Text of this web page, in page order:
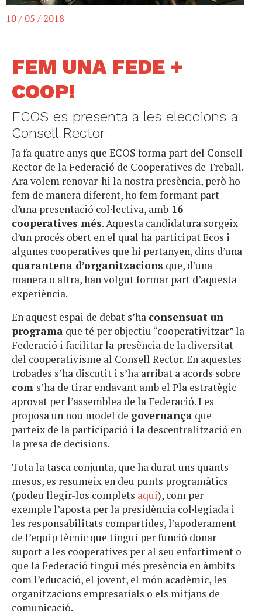
10 / 05 / 2018
FEM UNA FEDE +
COOP!
ECOS es presenta a les eleccions a
Consell Rector
Ja fa quatre anys que ECOS forma part del Consell
Rector de la Federació de Cooperatives de Treball.
Ara volem renovar-hi la nostra presència, però ho
fem de manera diferent, ho fem formant part
d’una presentació col·lectiva, amb 16
cooperatives més. Aquesta candidatura sorgeix
d’un procés obert en el qual ha participat Ecos i
algunes cooperatives que hi pertanyen, dins d’una
quarantena d’organitzacions que, d’una
manera o altra, han volgut formar part d’aquesta
experiència.
En aquest espai de debat s’ha consensuat un
programa que té per objectiu “cooperativitzar” la
Federació i facilitar la presència de la diversitat
del cooperativisme al Consell Rector. En aquestes
trobades s’ha discutit i s’ha arribat a acords sobre
com s’ha de tirar endavant amb el Pla estratègic
aprovat per l’assemblea de la Federació. I es
proposa un nou model de governança que
parteix de la participació i la descentralització en
la presa de decisions.
Tota la tasca conjunta, que ha durat uns quants
mesos, es resumeix en deu punts programàtics
(podeu llegir-los complets aquí), com per
exemple l’aposta per la presidència col·legiada i
les responsabilitats compartides, l’apoderament
de l’equip tècnic que tingui per funció donar
suport a les cooperatives per al seu enfortiment o
que la Federació tingui més presència en àmbits
com l’educació, el jovent, el món acadèmic, les
organitzacions empresarials o els mitjans de
comunicació.